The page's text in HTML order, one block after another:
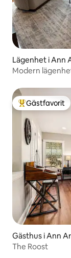
Lägenhet i Ann
Modern
Populär
Gästfavorit
Gästhus i Ann
The Roost